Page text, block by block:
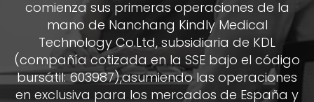
comienza sus primeras operaciones de la
mano de Nanchang Kindly Medical
Technology Co.Ltd, subsidiaria de KDL
(compañía cotizada en la SSE bajo el código
bursátil: 603987),asumiendo las operaciones
en exclusiva para los mercados de España y